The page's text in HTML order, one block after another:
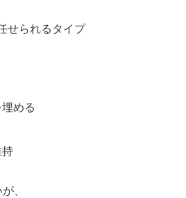
せられるタイプ
埋める
持
、